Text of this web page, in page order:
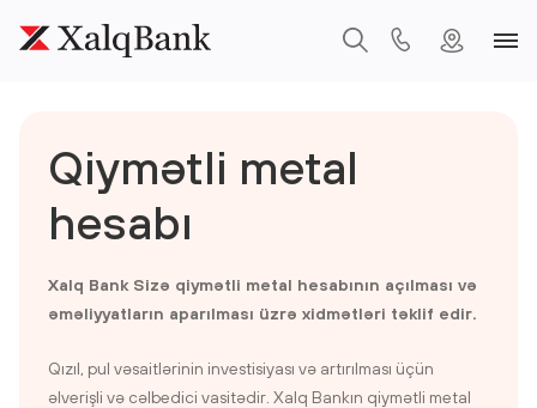
Qiymətli metal
hesabı
Xalq Bank Sizə qiymətli metal hesabının açılması və
əməliyyatların aparılması üzrə xidmətləri təklif edir.
Qızıl, pul vəsaitlərinin investisiyası və artırılması üçün
əlverişli və cəlbedici vasitədir. Xalq Bankın qiymətli metal